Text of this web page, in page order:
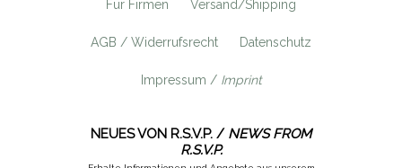
Für Firmen Versand/Shipping
AGB / Widerrufsrecht Datenschutz
Impressum / Imprint
NEUES VON R.S.V.P. / NEWS FROM
R.S.V.P.